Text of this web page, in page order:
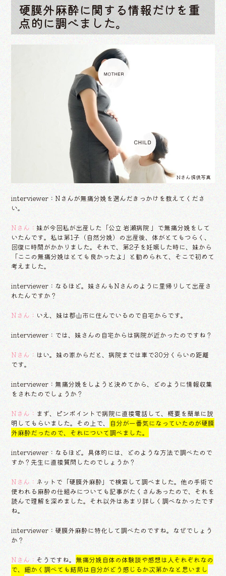
硬膜外麻酔に関する情報だけを重
点的に調べました。
Nさん提供写真
interviewer：Nさんが無痛分娩を選んだきっかけを教えてくださ
い。
Nさん：妹が今回私が出産した「公立 岩瀬病院 」で無痛分娩をして
いたんです。私は第1子（自然分娩）の出産後、体がとてもつらく、
回復に時間がかかりました。それで、第2子を妊娠した時に、妹から
「ここの無痛分娩はとても良かったよ」と勧められて、そこで初めて
考えました。
interviewer：なるほど。妹さんもNさんのように里帰りして出産さ
れたんですか？
Nさん： いえ、妹は郡山市に住んでいるので自宅からです。
interviewer：では、妹さんの自宅からは病院が近かったのですね？
Nさん： はい。妹の家からだと、病院までは車で30分くらいの距離
です。
interviewer：無痛分娩をしようと決めてから、どのように情報収集
をされたのでしょうか？
Nさん： まず、ピンポイントで病院に直接電話して、概要を簡単に説
明してもらいました。その上で、
自分が一番気になっていたのが硬膜
外麻酔だったので、それについて調べました。
interviewer：なるほど。具体的には、どのような方法で調べたので
すか？先生に直接質問したのでしょうか？
Nさん： ネットで「硬膜外麻酔」で検索して調べました。他の手術で
使われる麻酔の仕組みについても記事がたくさんあったので、それを
読んで理解を深めました。それ以外はあまり詳しく調べなかったです
ね。
interviewer：硬膜外麻酔に特化して調べたのですね。なぜでしょう
か？
Nさん： そうですね。 無痛分娩自体の体験談や感想は人それぞれなの
で、細かく調べても結局は自分がどう感じるか次第かなと思いまし